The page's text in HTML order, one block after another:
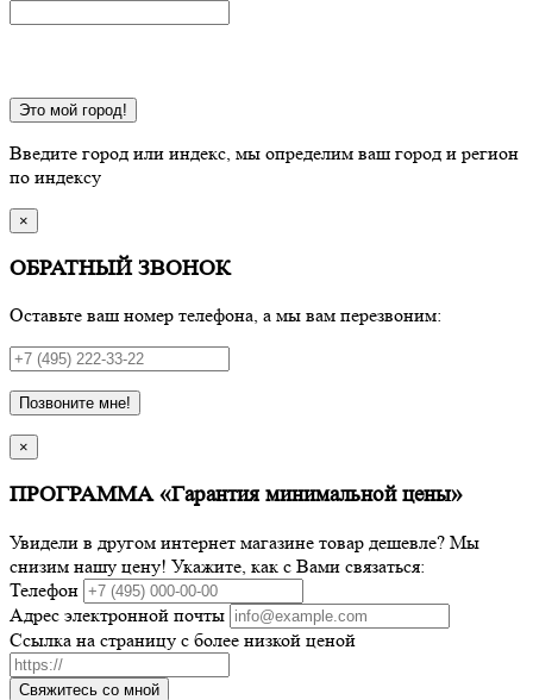
Это мой город!
Введите город или индекс, мы определим ваш город и регион
по индексу
×
ОБРАТНЫЙ ЗВОНОК
Оставьте ваш номер телефона, а мы вам перезвоним:
Позвоните мне!
×
ПРОГРАММА «Гарантия минимальной цены»
Увидели в другом интернет магазине товар дешевле? Мы
снизим нашу цену! Укажите, как с Вами связаться:
Телефон
Адрес электронной почты
Ссылка на страницу с более низкой ценой
Свяжитесь со мной